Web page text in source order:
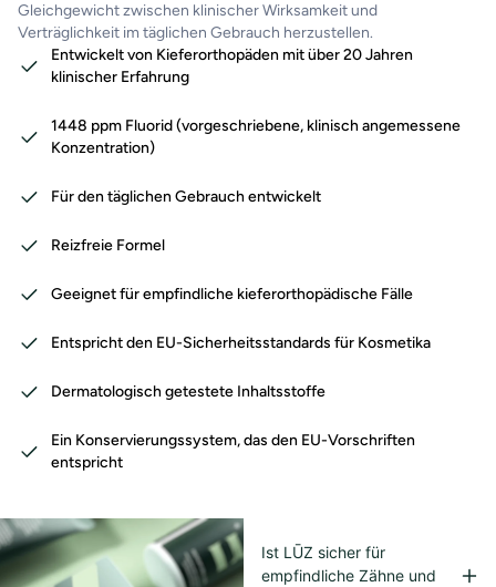
Gleichgewicht zwischen klinischer Wirksamkeit und
Verträglichkeit im täglichen Gebrauch herzustellen.
Entwickelt von Kieferorthopäden mit über 20 Jahren
klinischer Erfahrung
1448 ppm Fluorid (vorgeschriebene, klinisch angemessene
Konzentration)
Für den täglichen Gebrauch entwickelt
Reizfreie Formel
Geeignet für empfindliche kieferorthopädische Fälle
Entspricht den EU-Sicherheitsstandards für Kosmetika
Dermatologisch getestete Inhaltsstoffe
Ein Konservierungssystem, das den EU-Vorschriften
entspricht
Ist LŪZ sicher für
empfindliche Zähne und